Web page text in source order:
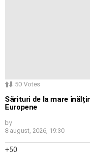
50 Votes
Sărituri de la mare
Europene
by
8 august, 2026, 19:30
50